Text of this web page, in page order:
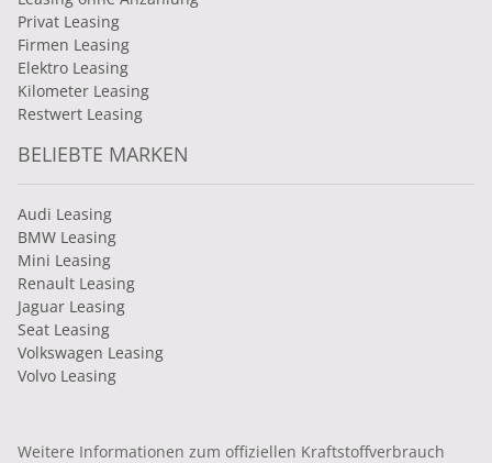
Privat Leasing
Firmen Leasing
Elektro Leasing
Kilometer Leasing
Restwert Leasing
BELIEBTE MARKEN
Audi Leasing
BMW Leasing
Mini Leasing
Renault Leasing
Jaguar Leasing
Seat Leasing
Volkswagen Leasing
Volvo Leasing
Weitere Informationen zum offiziellen Kraftstoffverbrauch